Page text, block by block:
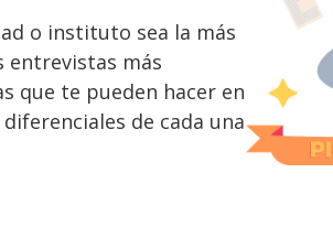
o instituto sea la más
entrevistas más
que te pueden hacer en
de cada una